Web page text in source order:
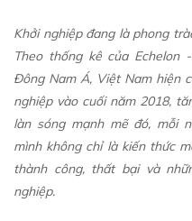
Khởi nghiệp đang là phong
Theo thống kê của Echelon
Đông Nam Á, Việt Nam hiện
nghiệp vào cuối năm 2018,
làn sóng mạnh mẽ đó, mỗi
mình không chỉ là kiến thức
thành công, thất bại và
nghiệp.